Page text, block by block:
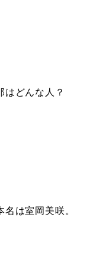
はどんな人？
は室岡美咲。